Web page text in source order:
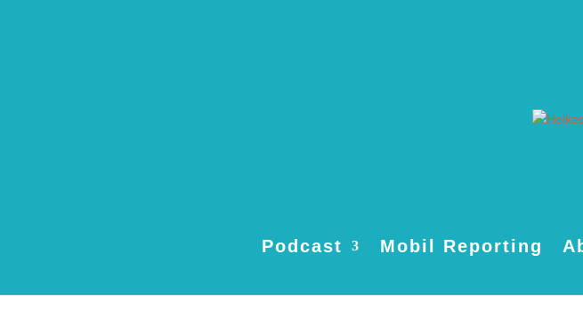
Podcast Mobil Reporting